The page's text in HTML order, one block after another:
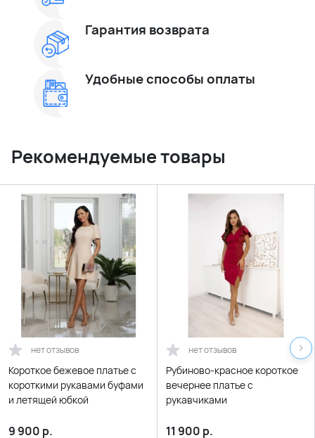
Гарантия возврата
Удобные способы оплаты
Рекомендуемые товары
нет отзывов
Короткое бежевое платье с
короткими рукавами буфами
и летящей юбкой
9 900 р.
нет отзывов
Рубиново-красное короткое
вечернее платье с
рукавчиками
11 900 р.